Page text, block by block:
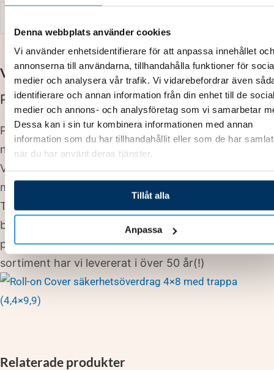
Denna webbplats använder cookies
Vi använder enhetsidentifierare för att anpassa innehållet och
annonserna till användarna, tillhandahålla funktioner för
medier och analysera vår trafik. Vi vidarebefordrar även
identifierare och annan information från din enhet till de
medier och annons- och analysföretag som vi samarbetar
Dessa kan i sin tur kombinera informationen med annan
information som du har tillhandahållit eller som de har
när du har använt deras tjänster.
Tillåt alla
Anpassa
Varumärke
PDK produkter AB
PDK produkter är ett anrikt företag som under olika
namn funnits sedan 1960-talet i Lesjöfors, Värmland.
Verksamheten från start finns fortfarande kvar men
med uppdaterade och moderna maskiner.
Tillsammans har vi en gedigen erfarenhet av
branschen och en del av vår personal har varit med
på vår fabrik i över 35 år. Vissa produkter i vårt
sortiment har vi levererat i över 50 år(!)
Relaterade produkter